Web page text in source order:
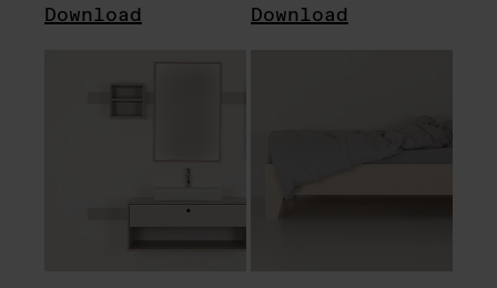
Download Download